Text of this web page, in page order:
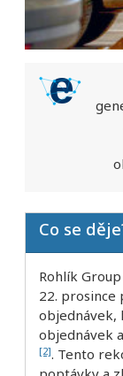
Co se
Rohlík
22. prosince
objednávek,
objednávek
[2]. Tento